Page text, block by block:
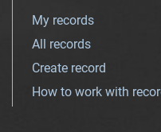
My records
All records
Create record
How to work with